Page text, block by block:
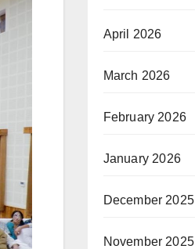
April 2026
March 2026
February 2026
January 2026
December 2025
November 2025